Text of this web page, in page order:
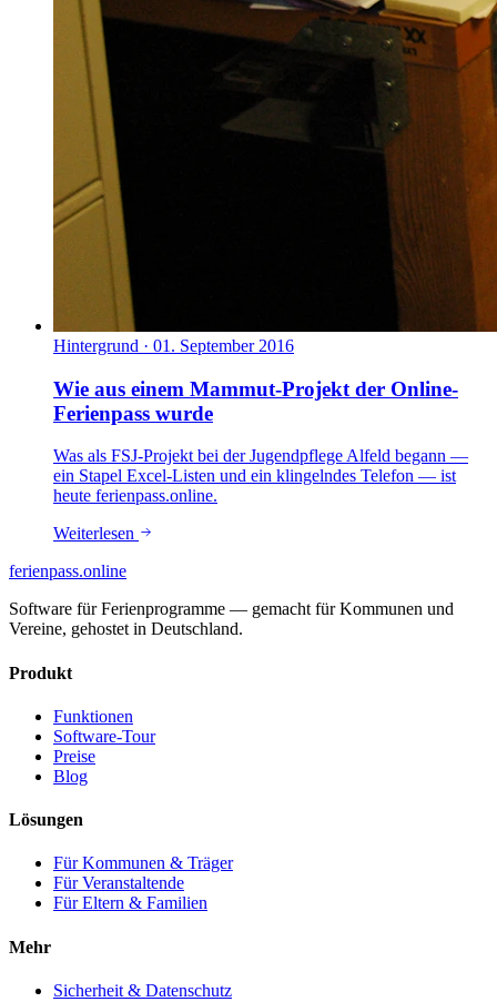
Hintergrund · 01. September 2016
Wie aus einem Mammut-Projekt der Online-
Ferienpass wurde
Was als FSJ-Projekt bei der Jugendpflege Alfeld begann —
ein Stapel Excel-Listen und ein klingelndes Telefon — ist
heute ferienpass.online.
Weiterlesen
ferienpass.online
Software für Ferienprogramme — gemacht für Kommunen und
Vereine, gehostet in Deutschland.
Produkt
Funktionen
Software-Tour
Preise
Blog
Lösungen
Für Kommunen & Träger
Für Veranstaltende
Für Eltern & Familien
Mehr
Sicherheit & Datenschutz